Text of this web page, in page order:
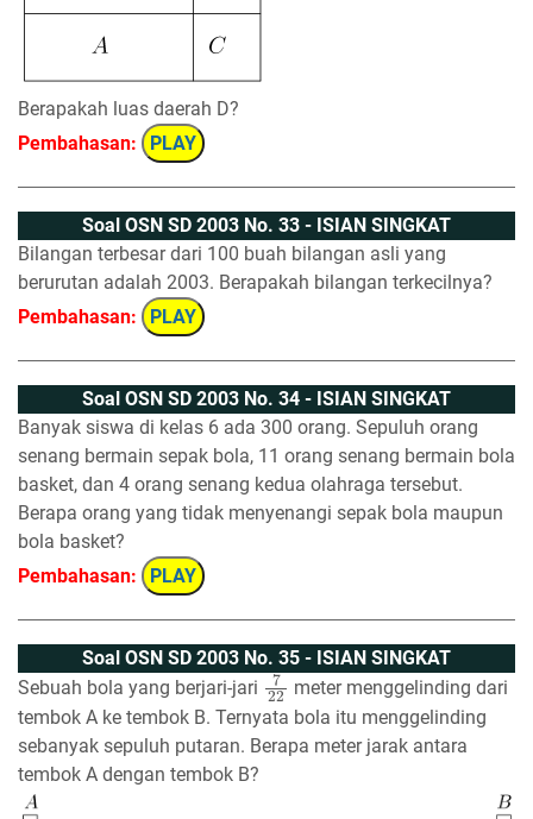
Berapakah luas daerah D?
Pembahasan:
PLAY
Soal OSN SD 2003 No. 33 - ISIAN SINGKAT
Bilangan terbesar dari 100 buah bilangan asli yang
berurutan adalah 2003. Berapakah bilangan terkecilnya?
Pembahasan:
PLAY
Soal OSN SD 2003 No. 34 - ISIAN SINGKAT
Banyak siswa di kelas 6 ada 300 orang. Sepuluh orang
senang bermain sepak bola, 11 orang senang bermain bola
basket, dan 4 orang senang kedua olahraga tersebut.
Berapa orang yang tidak menyenangi sepak bola maupun
bola basket?
Pembahasan:
PLAY
Soal OSN SD 2003 No. 35 - ISIAN SINGKAT
Sebuah bola yang berjari-jari
722
meter menggelinding dari
tembok A ke tembok B. Ternyata bola itu menggelinding
sebanyak sepuluh putaran. Berapa meter jarak antara
tembok A dengan tembok B?